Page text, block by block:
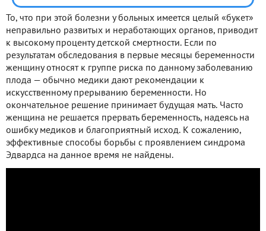
То, что при этой болезни у больных имеется целый «букет»
неправильно развитых и неработающих органов, приводит
к высокому проценту детской смертности. Если по
результатам обследования в первые месяцы беременности
женщину относят к группе риска по данному заболеванию
плода — обычно медики дают рекомендации к
искусственному прерыванию беременности. Но
окончательное решение принимает будущая мать. Часто
женщина не решается прервать беременность, надеясь на
ошибку медиков и благоприятный исход. К сожалению,
эффективные способы борьбы с проявлением синдрома
Эдвардса на данное время не найдены.